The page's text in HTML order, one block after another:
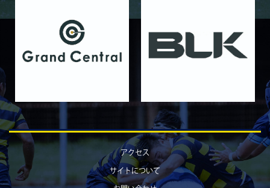
GALLERY
10月25日 天理大学Jr.Col.
2025/10/19
10月19日 天理大学
2025/10/11
2025/10/03
GALLERY
10月4日 近畿大学Jr.Col.
2025/09/28 GALLERY
アクセス
サイトについて